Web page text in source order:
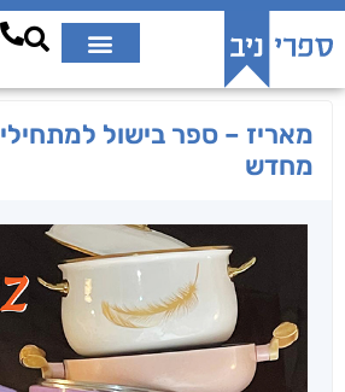
מאריז – ספר בישול
מחדש